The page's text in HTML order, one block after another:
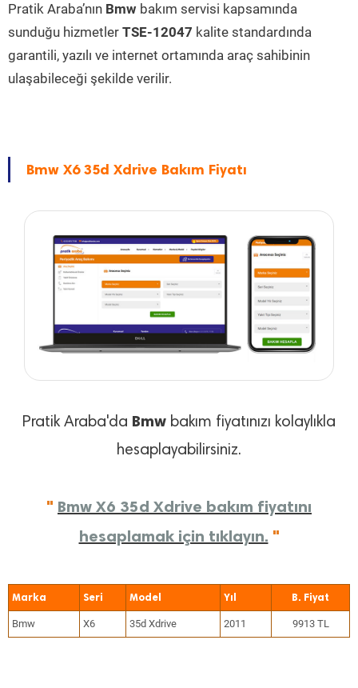
Pratik Araba’nın Bmw bakım servisi kapsamında
sunduğu hizmetler TSE-12047 kalite standardında
garantili, yazılı ve internet ortamında araç sahibinin
ulaşabileceği şekilde verilir.
Bmw X6 35d Xdrive Bakım Fiyatı
Pratik Araba'da Bmw bakım fiyatınızı kolaylıkla
hesaplayabilirsiniz.
" Bmw X6 35d Xdrive bakım fiyatını
hesaplamak için tıklayın. "
Marka Seri Model Yıl
Bmw X6 35d Xdrive 2011 9913 TL